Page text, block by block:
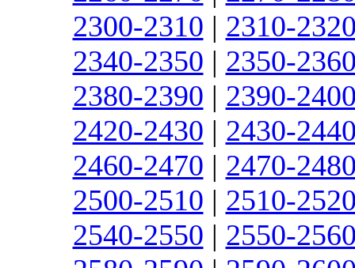
2300-2310 | 2310-
2340-2350 | 2350-
2380-2390 | 2390-
2420-2430 | 2430-
2460-2470 | 2470-
2500-2510 | 2510-
2540-2550 | 2550-